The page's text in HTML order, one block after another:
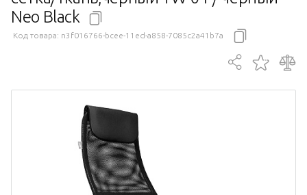
Neo Black
Код товара: n3f016766-bcee-11ed-a858-7085c2a41b7a